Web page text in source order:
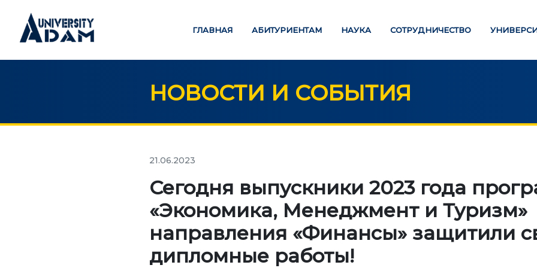
ГЛАВНАЯ АБИТУРИЕНТАМ НАУКА СОТРУДНИЧЕСТВО
Кыргызча English
АБИТУРИЕНТАМ
Онлайн регистрация
абитуриентов
credit_card СТРАНИЦА ОПЛАТЫ
УРОВНИ ОБРАЗОВАНИЯ
Бакалавриат
Магистратура
направления
Исследования
Международный
НОВОСТИ И СОБЫТИЯ
21.06.2023
Сегодня выпускники 2023 года
«Экономика, Менеджмент и Туризм»
направления «Финансы» защитили
дипломные работы!